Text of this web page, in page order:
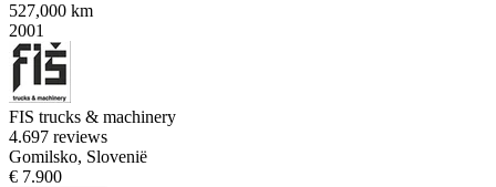
527,000 km
2001
FIS trucks & machinery
4.697 reviews
Gomilsko, Slovenië
€ 7.900